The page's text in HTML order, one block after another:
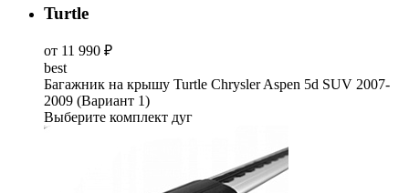
Turtle
от 11 990 ₽
best
Багажник на крышу Turtle Chrysler Aspen 5d SUV 2007-
2009 (Вариант 1)
Выберите комплект дуг